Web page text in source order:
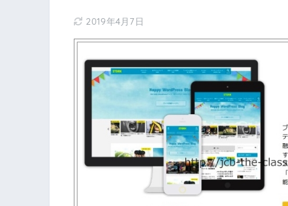
2019年4月7日